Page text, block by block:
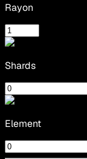
Rayon
Shards
Element